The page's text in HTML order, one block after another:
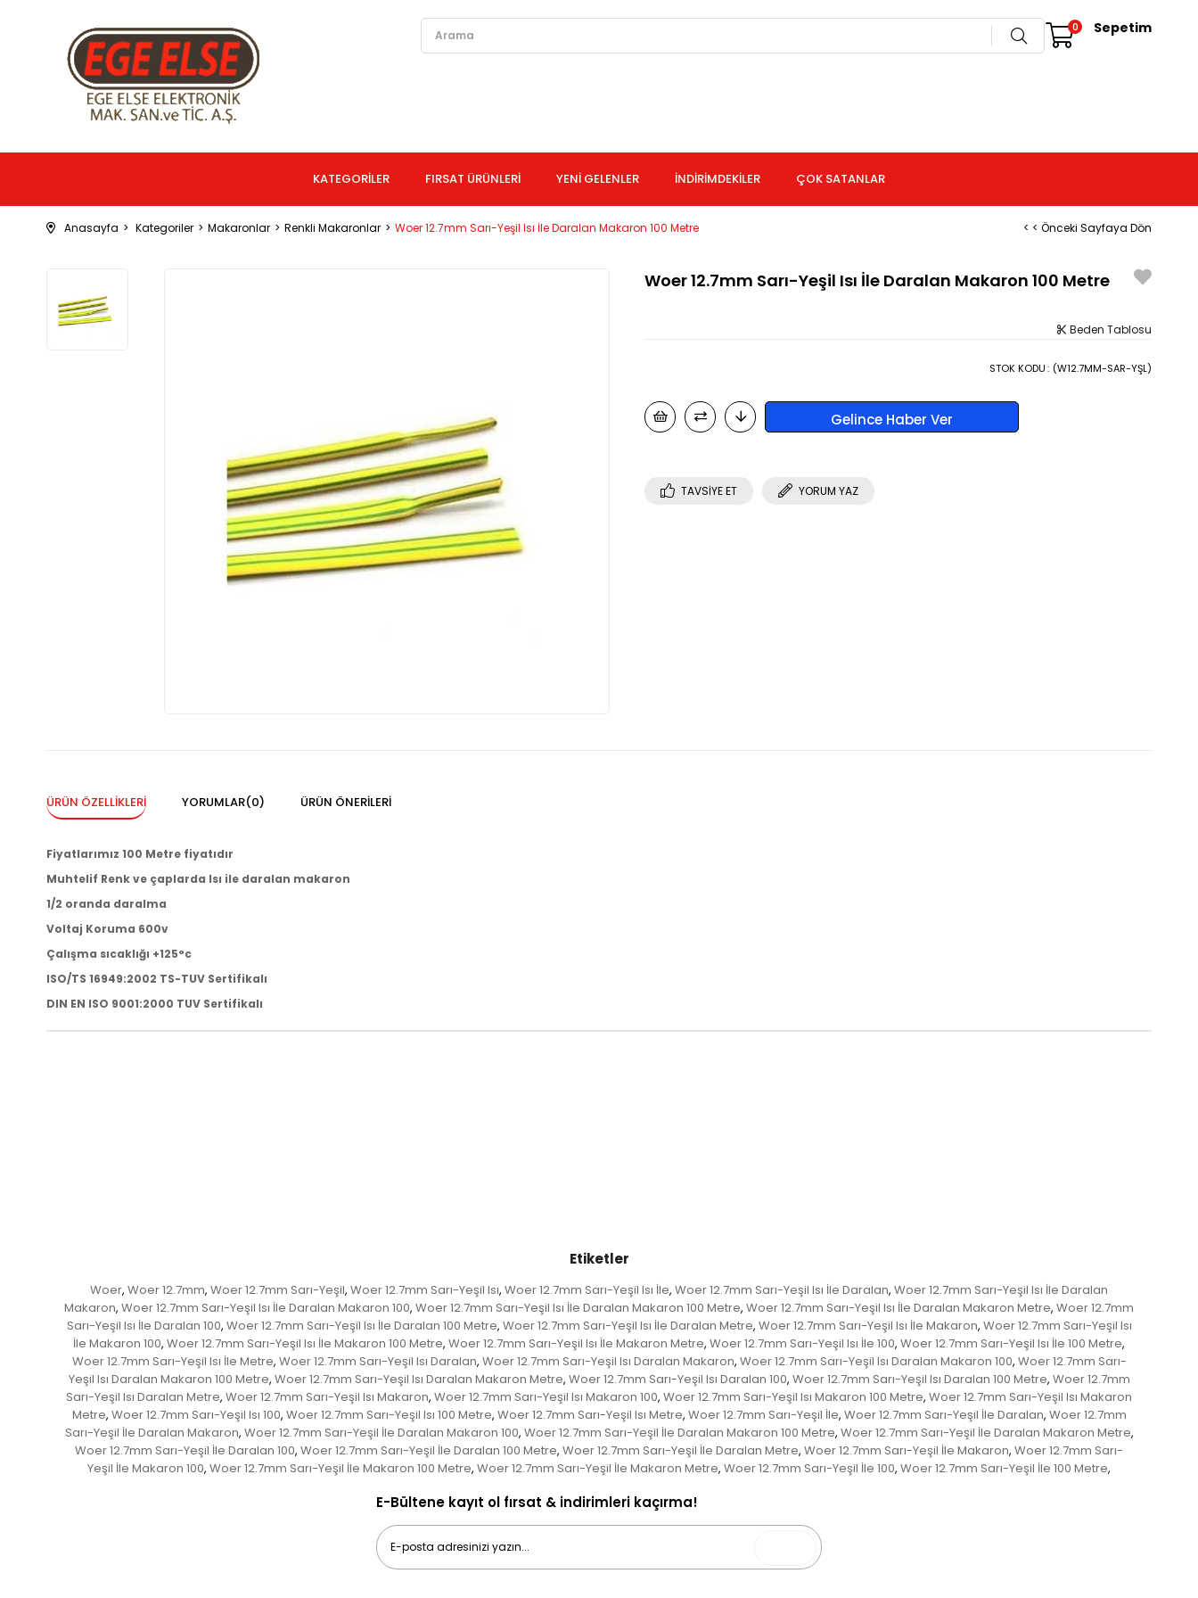
Sepetim
0
KATEGORİLER FIRSAT ÜRÜNLERİ YENİ GELENLER İNDİRİMDEKİLER ÇOK SATANLAR
Anasayfa Kategoriler Makaronlar Renkli Makaronlar Woer 12.7mm Sarı-Yeşil Isı İle Daralan Makaron 100 Metre < < Önceki Sayfaya Dön
Woer 12.7mm Sarı-Yeşil Isı İle Daralan Makaron 100 Metre
Beden Tablosu
(W12.7MM-SAR-YŞL)
STOK KODU
Gelince Haber Ver
TAVSIYE ET YORUM YAZ
ÜRÜN ÖZELLIKLERI YORUMLAR(0) ÜRÜN ÖNERILERI
Fiyatlarımız 100 Metre fiyatıdır
Muhtelif Renk ve çaplarda Isı ile daralan makaron
1/2 oranda daralma
Voltaj Koruma 600v
Çalışma sıcaklığı +125°c
ISO/TS 16949:2002 TS-TUV Sertifikalı
DIN EN ISO 9001:2000 TUV Sertifikalı
Etiketler
Woer, Woer 12.7mm, Woer 12.7mm Sarı-Yeşil, Woer 12.7mm Sarı-Yeşil Isı, Woer 12.7mm Sarı-Yeşil Isı İle, Woer 12.7mm Sarı-Yeşil Isı İle Daralan, Woer 12.7mm Sarı-Yeşil Isı İle Daralan
Makaron, Woer 12.7mm Sarı-Yeşil Isı İle Daralan Makaron 100, Woer 12.7mm Sarı-Yeşil Isı İle Daralan Makaron 100 Metre, Woer 12.7mm Sarı-Yeşil Isı İle Daralan Makaron Metre, Woer 12.7mm
Sarı-Yeşil Isı İle Daralan 100, Woer 12.7mm Sarı-Yeşil Isı İle Daralan 100 Metre, Woer 12.7mm Sarı-Yeşil Isı İle Daralan Metre, Woer 12.7mm Sarı-Yeşil Isı İle Makaron, Woer 12.7mm Sarı-Yeşil Isı
İle Makaron 100, Woer 12.7mm Sarı-Yeşil Isı İle Makaron 100 Metre, Woer 12.7mm Sarı-Yeşil Isı İle Makaron Metre, Woer 12.7mm Sarı-Yeşil Isı İle 100, Woer 12.7mm Sarı-Yeşil Isı İle 100 Metre,
Woer 12.7mm Sarı-Yeşil Isı İle Metre, Woer 12.7mm Sarı-Yeşil Isı Daralan, Woer 12.7mm Sarı-Yeşil Isı Daralan Makaron, Woer 12.7mm Sarı-Yeşil Isı Daralan Makaron 100, Woer 12.7mm Sarı-
Yeşil Isı Daralan Makaron 100 Metre, Woer 12.7mm Sarı-Yeşil Isı Daralan Makaron Metre, Woer 12.7mm Sarı-Yeşil Isı Daralan 100, Woer 12.7mm Sarı-Yeşil Isı Daralan 100 Metre, Woer 12.7mm
Sarı-Yeşil Isı Daralan Metre, Woer 12.7mm Sarı-Yeşil Isı Makaron, Woer 12.7mm Sarı-Yeşil Isı Makaron 100, Woer 12.7mm Sarı-Yeşil Isı Makaron 100 Metre, Woer 12.7mm Sarı-Yeşil Isı Makaron
Metre, Woer 12.7mm Sarı-Yeşil Isı 100, Woer 12.7mm Sarı-Yeşil Isı 100 Metre, Woer 12.7mm Sarı-Yeşil Isı Metre, Woer 12.7mm Sarı-Yeşil İle, Woer 12.7mm Sarı-Yeşil İle Daralan, Woer 12.7mm
Sarı-Yeşil İle Daralan Makaron, Woer 12.7mm Sarı-Yeşil İle Daralan Makaron 100, Woer 12.7mm Sarı-Yeşil İle Daralan Makaron 100 Metre, Woer 12.7mm Sarı-Yeşil İle Daralan Makaron Metre,
Woer 12.7mm Sarı-Yeşil İle Daralan 100, Woer 12.7mm Sarı-Yeşil İle Daralan 100 Metre, Woer 12.7mm Sarı-Yeşil İle Daralan Metre, Woer 12.7mm Sarı-Yeşil İle Makaron, Woer 12.7mm Sarı-
Yeşil İle Makaron 100, Woer 12.7mm Sarı-Yeşil İle Makaron 100 Metre, Woer 12.7mm Sarı-Yeşil İle Makaron Metre, Woer 12.7mm Sarı-Yeşil İle 100, Woer 12.7mm Sarı-Yeşil İle 100 Metre,
E-Bültene kayıt ol fırsat & indirimleri kaçırma!